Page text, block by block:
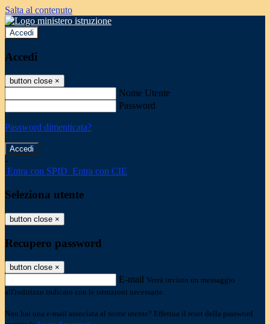
Salta al contenuto
Accedi
Accedi
button close ×
Nome Utente
Password
Password dimenticata?
-
Entra con SPID Entra con CIE
Seleziona utente
button close ×
Recupero password
button close ×
E-mail Verrà inviato un messaggio
all'indirizzo indicato con le istruzioni necessarie.
Non hai una e-mail associata al nome utente? Effettua il reset della password